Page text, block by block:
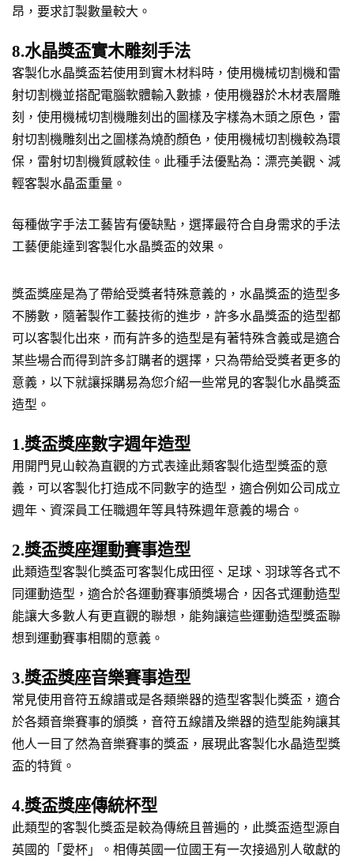
昂，要求訂製數量較大。
8.水晶獎盃實木雕刻手法
客製化水晶獎盃若使用到實木材料時，使用機械切割機和雷
射切割機並搭配電腦軟體輸入數據，使用機器於木材表層雕
刻，使用機械切割機雕刻出的圖樣及字樣為木頭之原色，雷
射切割機雕刻出之圖樣為燒酌顏色，使用機械切割機較為環
保，雷射切割機質感較佳。此種手法優點為：漂亮美觀、減
輕客製水晶盃重量。
每種做字手法工藝皆有優缺點，選擇最符合自身需求的手法
工藝便能達到客製化水晶獎盃的效果。
獎盃獎座是為了帶給受獎者特殊意義的，水晶獎盃的造型多
不勝數，隨著製作工藝技術的進步，許多水晶獎盃的造型都
可以客製化出來，而有許多的造型是有著特殊含義或是適合
某些場合而得到許多訂購者的選擇，只為帶給受獎者更多的
意義，以下就讓採購易為您介紹一些常見的客製化水晶獎盃
造型。
1.獎盃獎座數字週年造型
用開門見山較為直觀的方式表達此類客製化造型獎盃的意
義，可以客製化打造成不同數字的造型，適合例如公司成立
週年、資深員工任職週年等具特殊週年意義的場合。
2.獎盃獎座運動賽事造型
此類造型客製化獎盃可客製化成田徑、足球、羽球等各式不
同運動造型，適合於各運動賽事頒獎場合，因各式運動造型
能讓大多數人有更直觀的聯想，能夠讓這些運動造型獎盃聯
想到運動賽事相關的意義。
3.獎盃獎座音樂賽事造型
常見使用音符五線譜或是各類樂器的造型客製化獎盃，適合
於各類音樂賽事的頒獎，音符五線譜及樂器的造型能夠讓其
他人一目了然為音樂賽事的獎盃，展現此客製化水晶造型獎
盃的特質。
4.獎盃獎座傳統杯型
此類型的客製化獎盃是較為傳統且普遍的，此獎盃造型源自
英國的「愛杯」。相傳英國一位國王有一次接過別人敬獻的